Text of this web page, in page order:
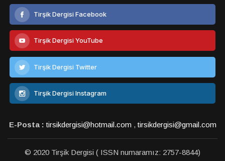
Tirşik Dergisi Facebook
Tirşik Dergisi YouTube
Tirşik Dergisi Twitter
Tirşik Dergisi Instagram
E-Posta : tirsikdergisi@hotmail.com ,tirsikdergisi@gmail.com
© 2020 Tirşik Dergisi ( ISSN numaramız: 2757-8844)